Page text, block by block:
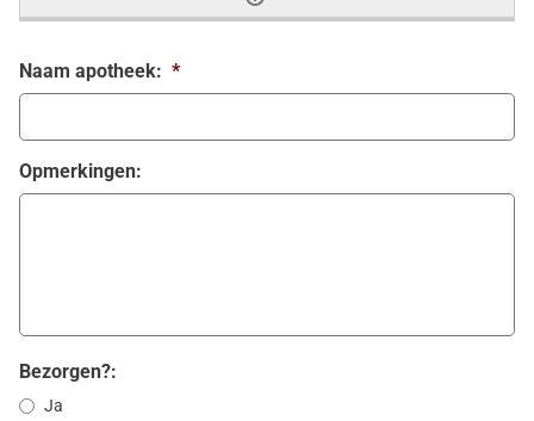
Naam apotheek: *
Opmerkingen:
Bezorgen?:
Ja